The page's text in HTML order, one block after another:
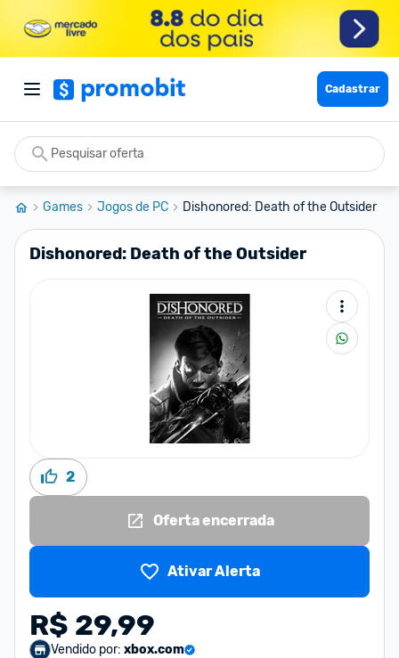
Cadastrar
Games Jogos de PC Dishonored: Death of the Outsider
Dishonored: Death of the Outsider
2
Oferta encerrada
Ativar Alerta
R$ 29,99
Vendido por: xbox.com